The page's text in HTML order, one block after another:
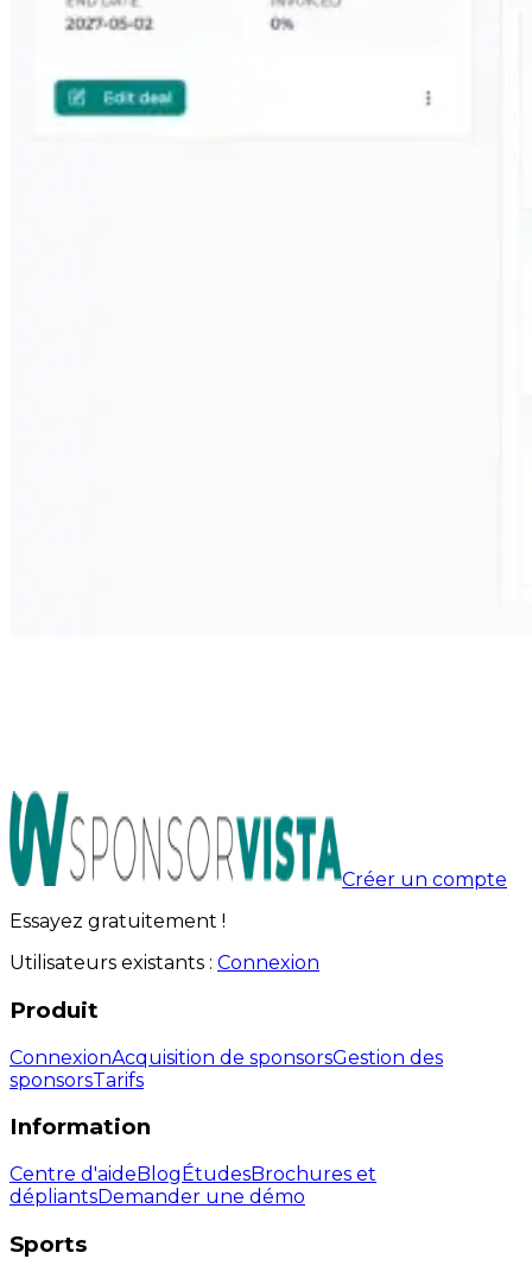
Créer un compte
Essayez gratuitement !
Utilisateurs existants : Connexion
Produit
ConnexionAcquisition de sponsorsGestion des
sponsorsTarifs
Information
Centre d'aideBlogÉtudesBrochures et
dépliantsDemander une démo
Sports